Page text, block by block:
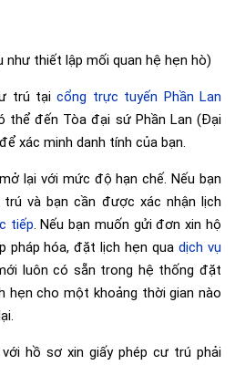
như thiết lập mối quan hệ hẹn hò)
trú tạicổng trực tuyến Phần Lan
thể đến Tòa đại sứ Phần Lan (Đại
xác minh danh tính của bạn.
lại với mức độ hạn chế. Nếu bạn
và bạn cần được xác nhận lịch
tiếp . Nếu bạn muốn gửi đơn xin hộ
pháp hóa, đặt lịch hẹn quadịch vụ
luôn có sẵn trong hệ thống đặt
hẹn cho một khoảng thời gian nào
hồ sơ xin giấy phép cư trú phải